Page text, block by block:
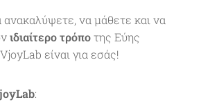
ανακαλύψετε, να μάθετε και να
ιδιαίτερο τρόποτης Εύης
είναι για εσάς!
: